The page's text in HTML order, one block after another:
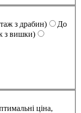
з драбин)
До
з вишки)
ціна,